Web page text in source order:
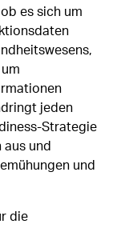
es sich um
jeden
Strategie
aus und
und
die